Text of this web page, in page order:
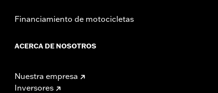
Financiamiento de motocicletas
ACERCA DE NOSOTROS
Nuestra empresa
Inversores